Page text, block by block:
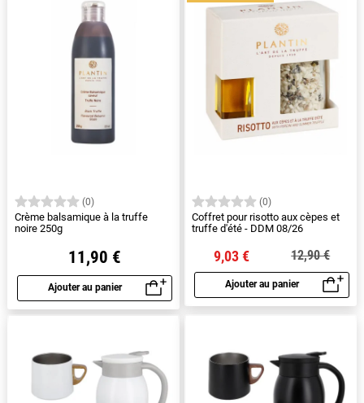
(0)
Crème balsamique à la truffe
noire 250g
11,90 €
Ajouter au panier
Aperçu rapide
(0)
Coffret pour risotto aux cèpes et
truffe d'été - DDM 08/26
9,03 € 12,90 €
Ajouter au panier
Aperçu rapide